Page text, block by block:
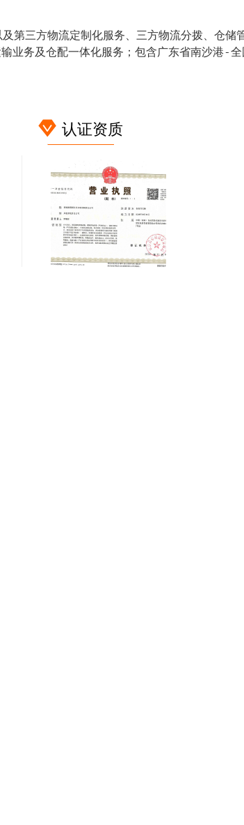
第三方物流定制化服务、三方物流分拨、仓储
业务及仓配一体化服务；包含广东省南沙港-
认证资质